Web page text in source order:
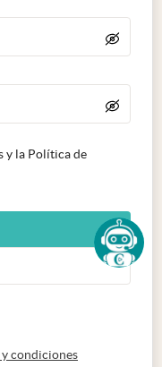
y la Política de
condicionesabre en nueva